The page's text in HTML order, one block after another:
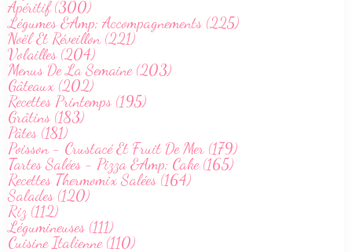
Apéritif (300)
Légumes &Amp; Accompagnements (225)
Noël Et Réveillon (221)
Volailles (204)
Menus De La Semaine (203)
Gâteaux (202)
Recettes Printemps (195)
Grâtins (183)
Pâtes (181)
Poisson - Crustacé Et Fruit De Mer (179)
Tartes Salées - Pizza &Amp; Cake (165)
Recettes Thermomix Salées (164)
Salades (120)
Riz (112)
Légumineuses (111)
Cuisine Italienne (110)